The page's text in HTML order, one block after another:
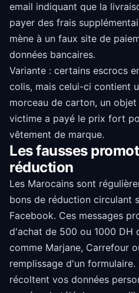
email indiquant que la
payer des frais
mène à un faux site de
données bancaires.
Variante : certains escrocs
colis, mais celui-ci contient
morceau de carton, un
victime a payé le prix fort
vêtement de marque.
Les fausses
réduction
Les Marocains sont
bons de réduction circulant
Facebook. Ces messages
d'achat de 500 ou 1000 DH
comme Marjane, Carrefour
remplissage d'un
récoltent vos données